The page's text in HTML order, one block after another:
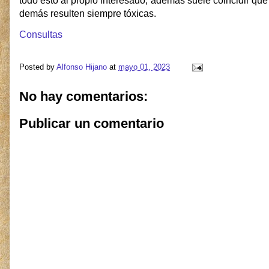
demás resulten siempre tóxicas.
Consultas
Posted by Alfonso Hijano at mayo 01, 2023
No hay comentarios:
Publicar un comentario